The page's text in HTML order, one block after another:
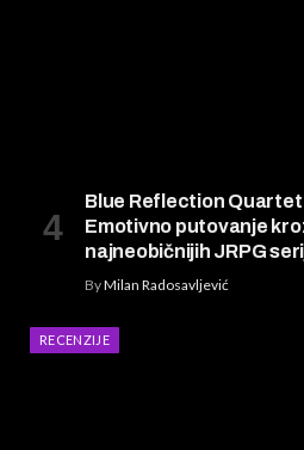
Blue Reflection Quartet
Emotivno putovanje
najneobičnijih JRPG
ByMilan Radosavljević
RECENZIJE